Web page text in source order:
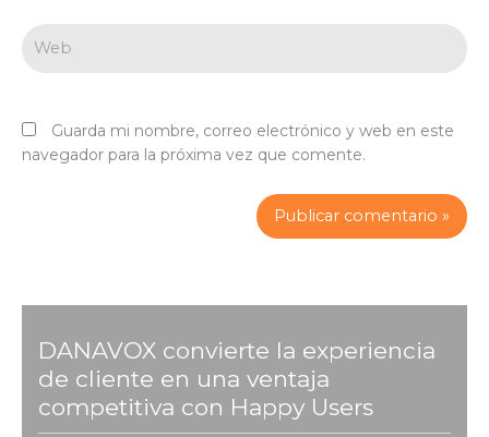
Guarda mi nombre, correo electrónico y web en este
navegador para la próxima vez que comente.
DANAVOX convierte la experiencia
de cliente en una ventaja
competitiva con Happy Users